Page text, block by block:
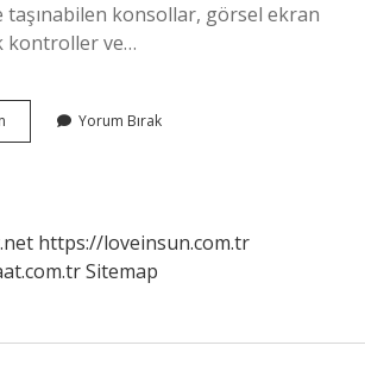
taşınabilen konsollar, görsel ekran
kontroller ve…
Oyunu
Yorum Bırak
https://loveinsun.com.tr
Sitemap